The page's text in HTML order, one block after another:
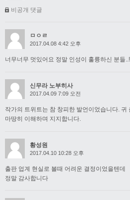
비공개 댓글
ㅁㅇㄹ
2017.04.08 4:42 오후
너무너무 멋있어요 정말 인성이 훌륭하신 분들..!
신무라 노부히사
2017.04.09 7:09 오전
작가의 트위트는 참 창피한 발언이었습니다. 귀
마땅히 이해하며 지지합니다.
황성원
2017.04.10 10:28 오후
출판 업계 현실로 볼때 어려운 결정이었을텐데
정말 감사합니다